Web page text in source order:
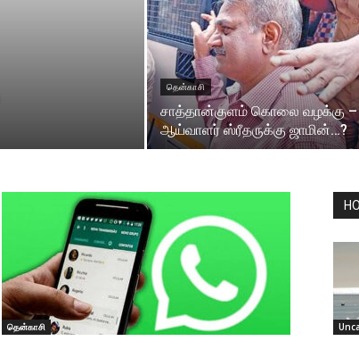
தென்காசி
சாத்தான்குளம் கொலை வழக்கு –
ஆய்வாளர் ஸ்ரீதருக்கு ஜாமின்…?
தென்காசி